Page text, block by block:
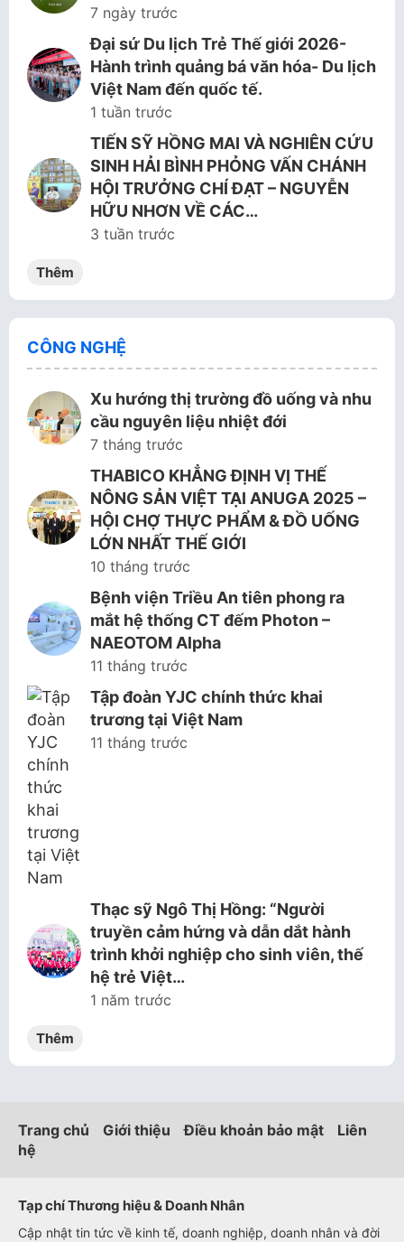
7 ngày trước
Đại sứ Du lịch Trẻ Thế giới 2026-
Hành trình quảng bá văn hóa- Du lịch
Việt Nam đến quốc tế.
1 tuần trước
TIẾN SỸ HỒNG MAI VÀ NGHIÊN CỨU
SINH HẢI BÌNH PHỎNG VẤN CHÁNH
HỘI TRƯỞNG CHÍ ĐẠT – NGUYỄN
HỮU NHƠN VỀ CÁC…
3 tuần trước
Thêm
CÔNG NGHỆ
Xu hướng thị trường đồ uống và nhu
cầu nguyên liệu nhiệt đới
7 tháng trước
THABICO KHẲNG ĐỊNH VỊ THẾ
NÔNG SẢN VIỆT TẠI ANUGA 2025 –
HỘI CHỢ THỰC PHẨM & ĐỒ UỐNG
LỚN NHẤT THẾ GIỚI
10 tháng trước
Bệnh viện Triều An tiên phong ra
mắt hệ thống CT đếm Photon –
NAEOTOM Alpha
11 tháng trước
Tập đoàn YJC chính thức khai
trương tại Việt Nam
11 tháng trước
Thạc sỹ Ngô Thị Hồng: “Người
truyền cảm hứng và dẫn dắt hành
trình khởi nghiệp cho sinh viên, thế
hệ trẻ Việt…
1 năm trước
Thêm
Trang chủ Giới thiệu Điều khoản bảo mật
Liên
hệ
Tạp chí Thương hiệu & Doanh Nhân
Cập nhật tin tức về kinh tế, doanh nghiệp, doanh nhân và đời